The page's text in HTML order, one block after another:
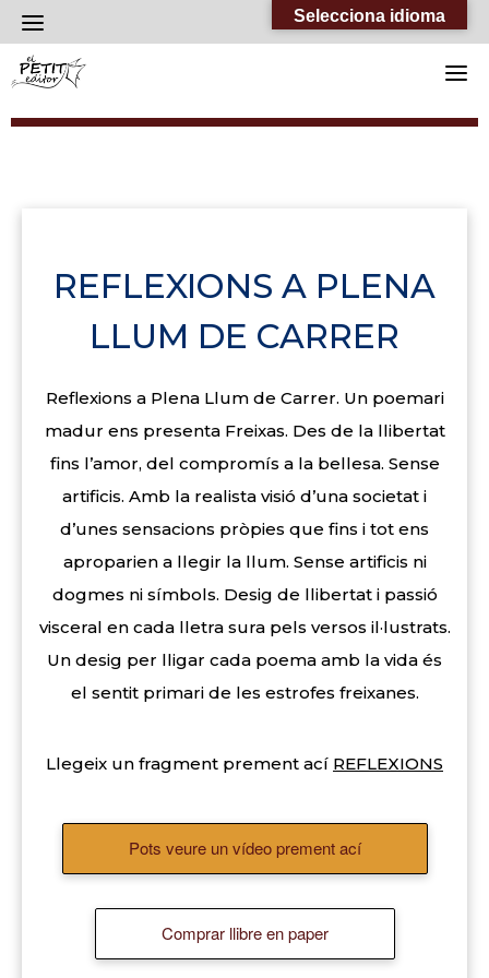
content
REFLEXIONS A PLENA
LLUM DE CARRER
Reflexions a Plena Llum de Carrer. Un poemari
madur ens presenta Freixas. Des de la llibertat
fins l’amor, del compromís a la bellesa. Sense
artificis. Amb la realista visió d’una societat i
d’unes sensacions pròpies que fins i tot ens
aproparien a llegir la llum. Sense artificis ni
dogmes ni símbols. Desig de llibertat i passió
visceral en cada lletra sura pels versos il·lustrats.
Un desig per lligar cada poema amb la vida és
el sentit primari de les estrofes freixanes.
Llegeix un fragment prement ací REFLEXIONS
Pots veure un vídeo prement ací
Comprar llibre en paper
Selecciona idioma